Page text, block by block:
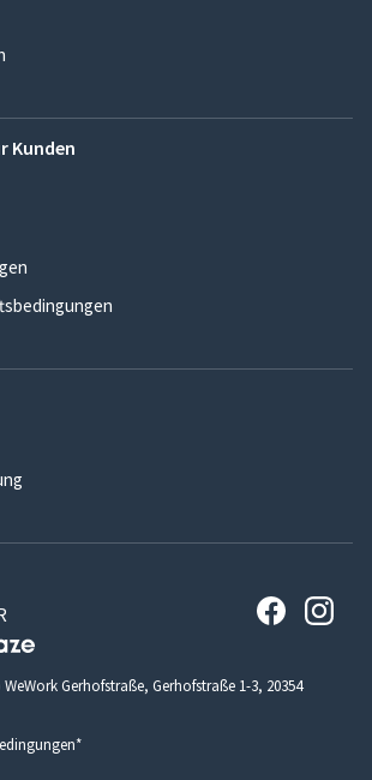
Kunden
Gerhofstraße, Gerhofstraße 1-3, 20354